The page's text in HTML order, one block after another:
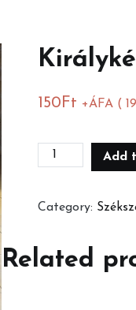
150 Ft +ÁFA (
Királykék
Add
Category:
Related